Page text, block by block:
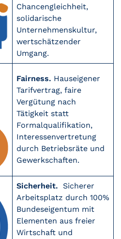
Chancengleichheit,
solidarische
Unternehmenskultur,
wertschätzender
Umgang.
Fairness. Hauseigener
Tarifvertrag, faire
Vergütung nach
Tätigkeit statt
Formalqualifikation,
Interessenvertretung
durch Betriebsräte und
Gewerkschaften.
Sicherheit. Sicherer
Arbeitsplatz durch 100%
Bundeseigentum mit
Elementen aus freier
Wirtschaft und